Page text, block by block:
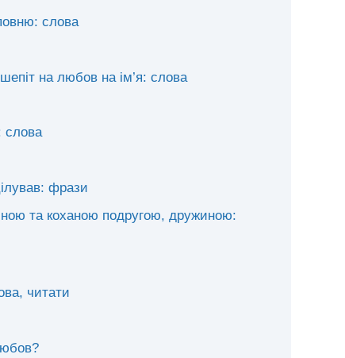
слова
на любов на ім’я: слова
слова
фрази
та коханою подругою, дружиною:
читати